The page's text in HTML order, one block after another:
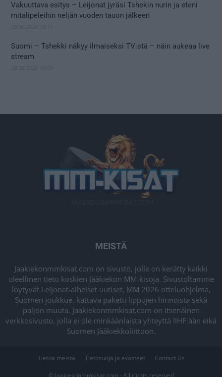
Vakuuttava esitys – Leijonat jyräsi Tshekin nurin ja eteni
mitalipeleihin neljän vuoden tauon jälkeen
Suomi – Tshekki näkyy ilmaiseksi TV:stä – näin aukeaa live
stream
MEISTÄ
Jaakiekonmmkisat.com on sivusto, jolle on kerätty kaikki
oleellinen tieto koskien Jääkiekon MM-kisoja. Sivustoltamme
löytyvät Leijonat-aiheiset uutiset, MM 2026 otteluohjelma,
Suomen joukkue, kattava paketti lippujen hinnoista sekä
paljon muuta. Jaakiekonmmkisat.com on itsenäinen
verkkosivusto, jolla ei ole minkäänlaista yhteyttä IIHF:ään eikä
Suomen Jääkiekkoliittoon.
Tietoa meistä Tietosuoja ja evästeet Contact Us